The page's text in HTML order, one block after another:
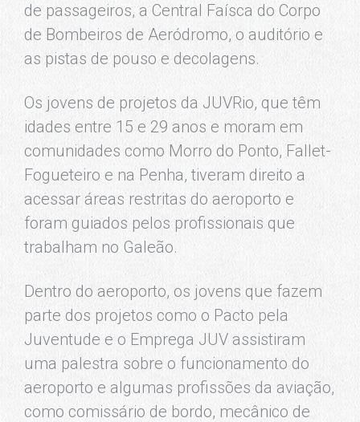
de passageiros, a Central Faísca do Corpo
de Bombeiros de Aeródromo, o auditório e
as pistas de pouso e decolagens.
Os jovens de projetos da JUVRio, que têm
idades entre 15 e 29 anos e moram em
comunidades como Morro do Ponto, Fallet-
Fogueteiro e na Penha, tiveram direito a
acessar áreas restritas do aeroporto e
foram guiados pelos profissionais que
trabalham no Galeão.
Dentro do aeroporto, os jovens que fazem
parte dos projetos como o Pacto pela
Juventude e o Emprega JUV assistiram
uma palestra sobre o funcionamento do
aeroporto e algumas profissões da aviação,
como comissário de bordo, mecânico de